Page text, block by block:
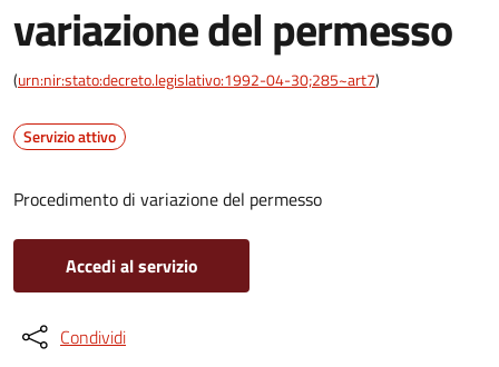
variazione del permesso
(urn:nir:stato:decreto.legislativo:1992-04-30;285~art7)
Servizio attivo
Procedimento di variazione del permesso
Accedi al servizio
Condividi